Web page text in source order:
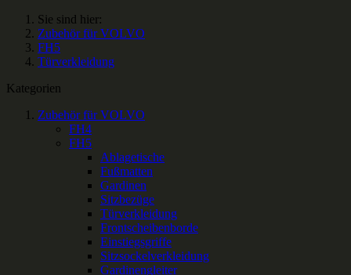
Sie sind hier:
Zubehör für VOLVO
FH5
Türverkleidung
Kategorien
Zubehör für VOLVO
FH4
FH5
Ablagetische
Fußmatten
Gardinen
Sitzbezüge
Türverkleidung
Frontscheibenborde
Einstiegsgriffe
Sitzsockelverkleidung
Gardinengleiter